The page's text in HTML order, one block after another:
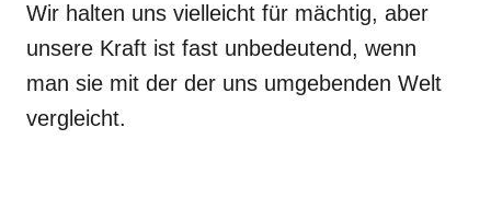
Wir halten uns vielleicht für mächtig, aber
unsere Kraft ist fast unbedeutend, wenn
man sie mit der der uns umgebenden Welt
vergleicht.